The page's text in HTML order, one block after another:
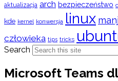
aktualizacja arch bezpieczeństwo
kde kernel konwersja linux
człowieka tips tricks
Search
Microsoft Teams